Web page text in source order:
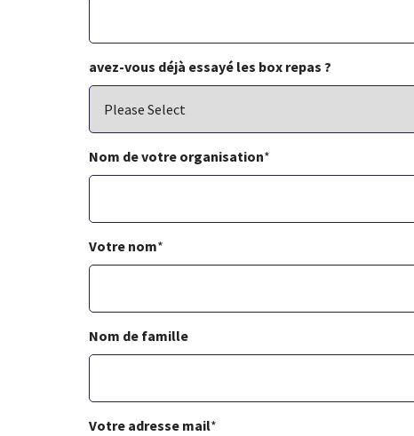
avez-vous déjà essayé les box repas ?
Nom de votre organisation*
Votre nom*
Nom de famille
Votre adresse mail*